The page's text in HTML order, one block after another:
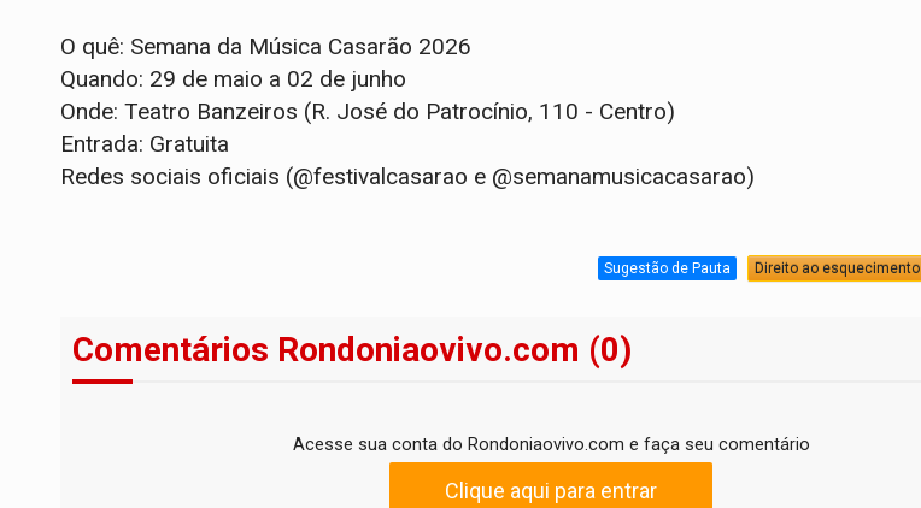
O quê: Semana da Música Casarão 2026
Quando: 29 de maio a 02 de junho
Onde: Teatro Banzeiros (R. José do Patrocínio, 110 - Centro)
Entrada: Gratuita
Redes sociais oficiais (@festivalcasarao e @semanamusicacasarao)
Sugestão de Pauta Direito ao esquecimento
Comentários Rondoniaovivo.com (0)
Acesse sua conta do Rondoniaovivo.com e faça seu comentário
Clique aqui para entrar